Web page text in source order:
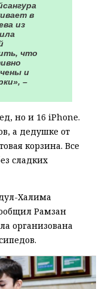
в
из
что
и
–
но и 16 iPhone.
а дедушке от
корзина. Все
сладких
Халима
Рамзан
организована